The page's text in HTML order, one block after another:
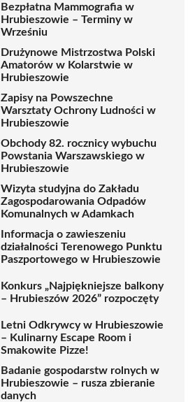
Bezpłatna Mammografia w
Hrubieszowie – Terminy w
Wrześniu
Drużynowe Mistrzostwa Polski
Amatorów w Kolarstwie w
Hrubieszowie
Zapisy na Powszechne
Warsztaty Ochrony Ludności w
Hrubieszowie
Obchody 82. rocznicy wybuchu
Powstania Warszawskiego w
Hrubieszowie
Wizyta studyjna do Zakładu
Zagospodarowania Odpadów
Komunalnych w Adamkach
Informacja o zawieszeniu
działalności Terenowego Punktu
Paszportowego w Hrubieszowie
Konkurs „Najpiękniejsze balkony
– Hrubieszów 2026” rozpoczęty
Letni Odkrywcy w Hrubieszowie
– Kulinarny Escape Room i
Smakowite Pizze!
Badanie gospodarstw rolnych w
Hrubieszowie – rusza zbieranie
danych